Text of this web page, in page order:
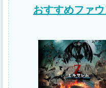
おすすめファ